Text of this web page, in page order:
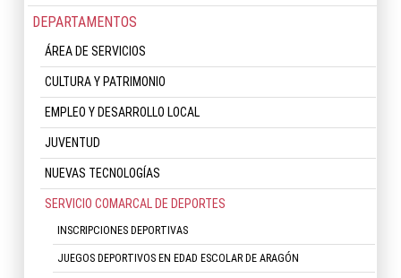
DEPARTAMENTOS
ÁREA DE SERVICIOS
CULTURA Y PATRIMONIO
EMPLEO Y DESARROLLO LOCAL
JUVENTUD
NUEVAS TECNOLOGÍAS
SERVICIO COMARCAL DE DEPORTES
INSCRIPCIONES DEPORTIVAS
JUEGOS DEPORTIVOS EN EDAD ESCOLAR DE ARAGÓN